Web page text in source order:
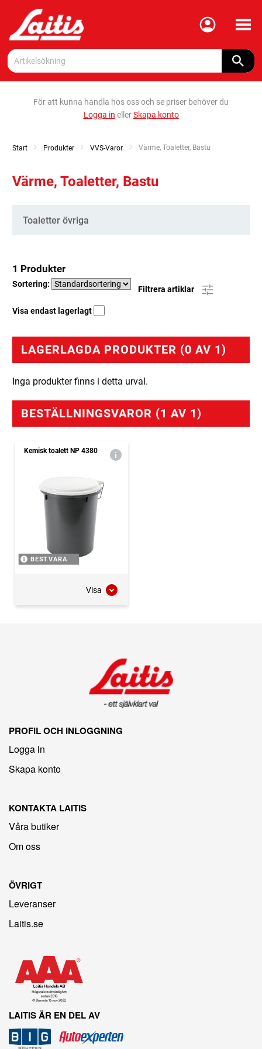
Meny
För att kunna handla hos oss och se priser behöver du
Logga in ellerSkapa konto
Start Produkter VVS-Varor Current:
Värme, Toaletter, Bastu
Värme, Toaletter, Bastu
Kategorier
Toaletter övriga
1 Produkter
Sortering:
Filtrera artiklar
Visa endast lagerlagt
LAGERLAGDA PRODUKTER (0 AV 1)
Inga produkter finns i detta urval.
BESTÄLLNINGSVAROR (1 AV 1)
Kemisk toalett NP 4380
BEST.VARA
Visa
PROFIL OCH INLOGGNING
Logga in
Skapa konto
KONTAKTA LAITIS
Våra butiker
Om oss
ÖVRIGT
Leveranser
Laitis.se
LAITIS ÄR EN DEL AV